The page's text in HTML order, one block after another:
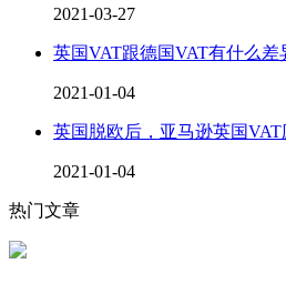
2021-03-27
英国VAT跟德国VAT有什么差
2021-01-04
英国脱欧后，亚马逊英国VAT
2021-01-04
热门文章